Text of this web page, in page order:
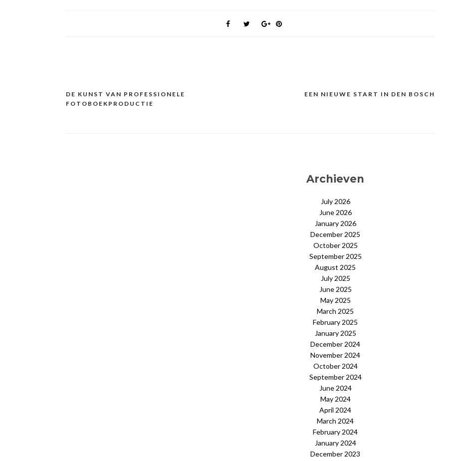
Post
DE KUNST VAN PROFESSIONELE
FOTOBOEKPRODUCTIE
EEN NIEUWE START IN DEN BOSCH
Archieven
July 2026
June 2026
January 2026
December 2025
October 2025
September 2025
August 2025
July 2025
June 2025
May 2025
March 2025
February 2025
January 2025
December 2024
November 2024
October 2024
September 2024
June 2024
May 2024
April 2024
March 2024
February 2024
January 2024
December 2023